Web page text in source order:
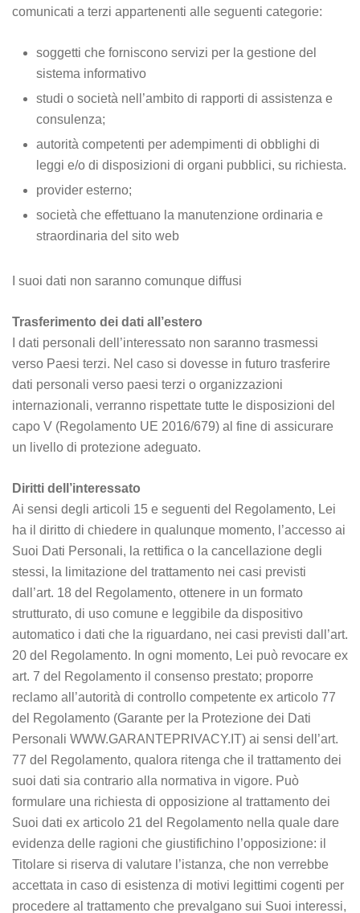
comunicati a terzi appartenenti alle seguenti categorie:
soggetti che forniscono servizi per la gestione del
sistema informativo
studi o società nell’ambito di rapporti di assistenza e
consulenza;
autorità competenti per adempimenti di obblighi di
leggi e/o di disposizioni di organi pubblici, su richiesta.
provider esterno;
società che effettuano la manutenzione ordinaria e
straordinaria del sito web
I suoi dati non saranno comunque diffusi
Trasferimento dei dati all’estero
I dati personali dell’interessato non saranno trasmessi
verso Paesi terzi. Nel caso si dovesse in futuro trasferire
dati personali verso paesi terzi o organizzazioni
internazionali, verranno rispettate tutte le disposizioni del
capo V (Regolamento UE 2016/679) al fine di assicurare
un livello di protezione adeguato.
Diritti dell’interessato
Ai sensi degli articoli 15 e seguenti del Regolamento, Lei
ha il diritto di chiedere in qualunque momento, l’accesso ai
Suoi Dati Personali, la rettifica o la cancellazione degli
stessi, la limitazione del trattamento nei casi previsti
dall’art. 18 del Regolamento, ottenere in un formato
strutturato, di uso comune e leggibile da dispositivo
automatico i dati che la riguardano, nei casi previsti dall’art.
20 del Regolamento. In ogni momento, Lei può revocare ex
art. 7 del Regolamento il consenso prestato; proporre
reclamo all’autorità di controllo competente ex articolo 77
del Regolamento (Garante per la Protezione dei Dati
Personali WWW.GARANTEPRIVACY.IT) ai sensi dell’art.
77 del Regolamento, qualora ritenga che il trattamento dei
suoi dati sia contrario alla normativa in vigore. Può
formulare una richiesta di opposizione al trattamento dei
Suoi dati ex articolo 21 del Regolamento nella quale dare
evidenza delle ragioni che giustifichino l’opposizione: il
Titolare si riserva di valutare l’istanza, che non verrebbe
accettata in caso di esistenza di motivi legittimi cogenti per
procedere al trattamento che prevalgano sui Suoi interessi,